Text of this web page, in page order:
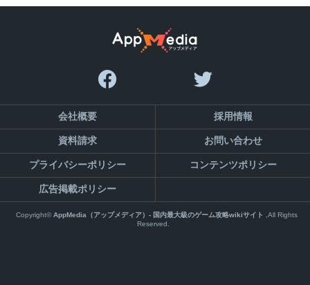
会社概要 採用情報
資料請求 お問い合わせ
プライバシーポリシー コンテンツポリシー
広告掲載ポリシー
Copyright©AppMedia（アップメディア）- 国内最大級のゲーム攻略wikiサイト ,All Rights
Reserved.